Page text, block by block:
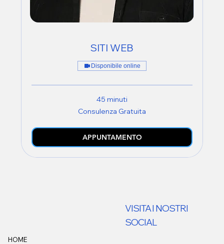
SITI WEB
Disponibile online
45 minuti
Consulenza Gratuita
APPUNTAMENTO
HOME
VISITA I NOSTRI
SOCIAL